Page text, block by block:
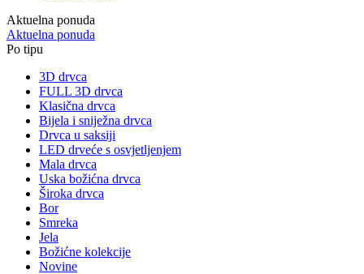
Aktuelna ponuda
Aktuelna ponuda
Po tipu
3D drvca
FULL 3D drvca
Klasična drvca
Bijela i sniježna drvca
Drvca u saksiji
LED drveće s osvjetljenjem
Mala drvca
Uska božićna drvca
Široka drvca
Bor
Smreka
Jela
Božićne kolekcije
Novine